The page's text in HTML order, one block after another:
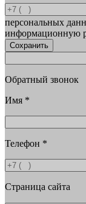
персональных
информационную
Сохранить
Обратный звонок
Имя *
Телефон *
Страница сайта